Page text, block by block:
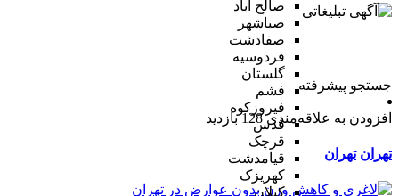
صالح آباد
صباشهر
صفادشت
فردوسیه
گلستان
فشم
فیروزکوه
قدس
قرچک
قیامدشت
کهریزک
کیلان
جستجو پیشرفته
افزودن به علاقه‌مندی 128 بازدید
تهران تهران